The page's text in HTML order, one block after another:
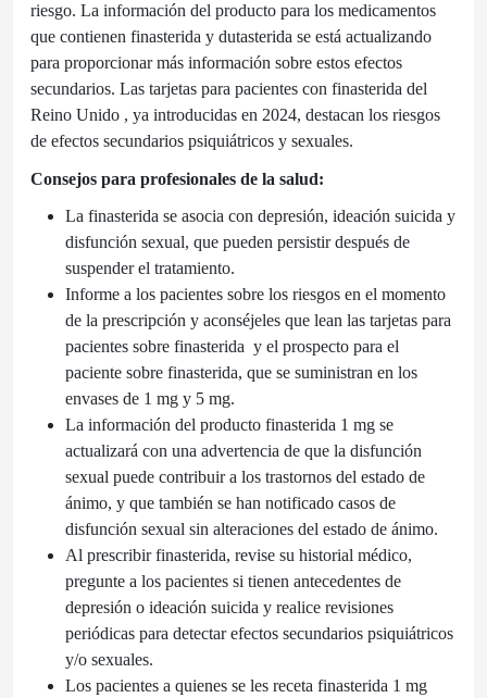
riesgo. La información del producto para los medicamentos
que contienen finasterida y dutasterida se está actualizando
para proporcionar más información sobre estos efectos
secundarios. Las tarjetas para pacientes con finasterida del
Reino Unido , ya introducidas en 2024, destacan los riesgos
de efectos secundarios psiquiátricos y sexuales.
Consejos para profesionales de la salud:
La finasterida se asocia con depresión, ideación suicida y
disfunción sexual, que pueden persistir después de
suspender el tratamiento.
Informe a los pacientes sobre los riesgos en el momento
de la prescripción y aconséjeles que lean las tarjetas para
pacientes sobre finasterida y el prospecto para el
paciente sobre finasterida, que se suministran en los
envases de 1 mg y 5 mg.
La información del producto finasterida 1 mg se
actualizará con una advertencia de que la disfunción
sexual puede contribuir a los trastornos del estado de
ánimo, y que también se han notificado casos de
disfunción sexual sin alteraciones del estado de ánimo.
Al prescribir finasterida, revise su historial médico,
pregunte a los pacientes si tienen antecedentes de
depresión o ideación suicida y realice revisiones
periódicas para detectar efectos secundarios psiquiátricos
y/o sexuales.
Los pacientes a quienes se les receta finasterida 1 mg